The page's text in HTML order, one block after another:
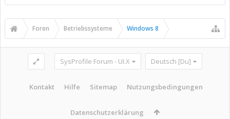
Foren Betriebssysteme Windows 8
SysProfile Forum - UI.X Deutsch [Du]
Kontakt Hilfe Sitemap Nutzungsbedingungen
Datenschutzerklärung